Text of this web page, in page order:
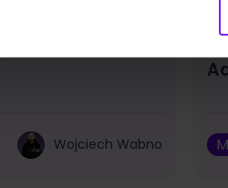
czym jest i jak
Wojciech Wabno